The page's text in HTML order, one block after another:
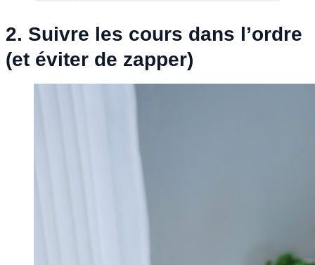
2. Suivre les cours dans l’ordre
(et éviter de zapper)